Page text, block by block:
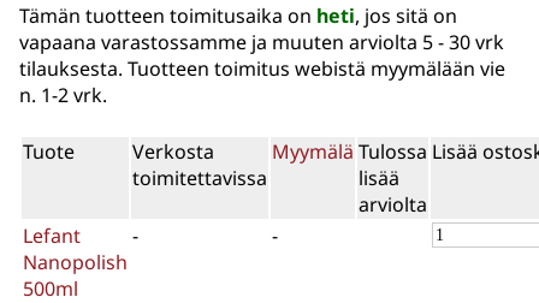
Tämän tuotteen toimitusaika on heti, jos sitä on
vapaana varastossamme ja muuten arviolta 5 - 30 vrk
tilauksesta. Tuotteen toimitus webistä myymälään vie
n. 1-2 vrk.
Tuote
Verkosta
toimitettavissa
Myymälä Tulossa
lisää
arviolta
Lisää
Lefant
Nanopolish
500ml
- -